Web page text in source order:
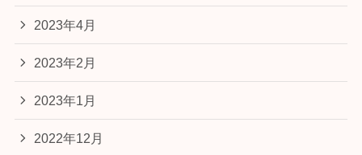
2023年4月
2023年2月
2023年1月
2022年12月